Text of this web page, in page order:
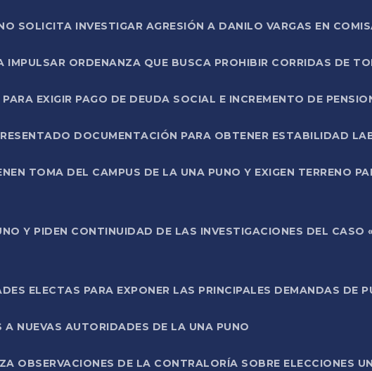
SOLICITA INVESTIGAR AGRESIÓN A DANILO VARGAS EN
IMPULSAR ORDENANZA QUE BUSCA PROHIBIR CORRIDAS DE
EXIGIR PAGO DE DEUDA SOCIAL E INCREMENTO DE
DOCUMENTACIÓN PARA OBTENER ESTABILIDAD
TOMA DEL CAMPUS DE LA UNA PUNO Y EXIGEN TERRENO
Y PIDEN CONTINUIDAD DE LAS INVESTIGACIONES DEL CASO
ELECTAS PARA EXPONER LAS PRINCIPALES DEMANDAS DE
A NUEVAS AUTORIDADES DE LA UNA PUNO
OBSERVACIONES DE LA CONTRALORÍA SOBRE ELECCIONES